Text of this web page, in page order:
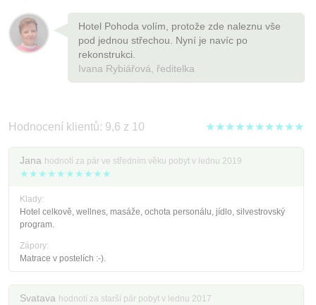
Hotel Pohoda volím, protože zde naleznu vše
pod jednou střechou. Nyní je navíc po
rekonstrukci.
Ivana Rybiářová, ředitelka
Hodnocení klientů: 9,6 z 10 ★★★★★★★★★★
Jana hodnotí za pár ve středním věku pobyt v lednu 2019
★★★★★★★★★★
Klady:
Hotel celkově, wellnes, masáže, ochota personálu, jídlo, silvestrovský
program.
Zápory:
Matrace v postelích :-).
Svatava hodnotí za starší pár pobyt v lednu 2017